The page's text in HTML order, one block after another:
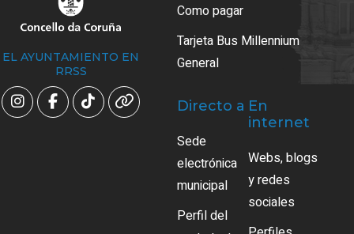
EL AYUNTAMIENTO EN
RRSS
Como pagar
Tarjeta Bus Millennium
General
Directo a
Sede
electrónica
municipal
Perfil del
En
internet
Webs, blogs
y redes
sociales